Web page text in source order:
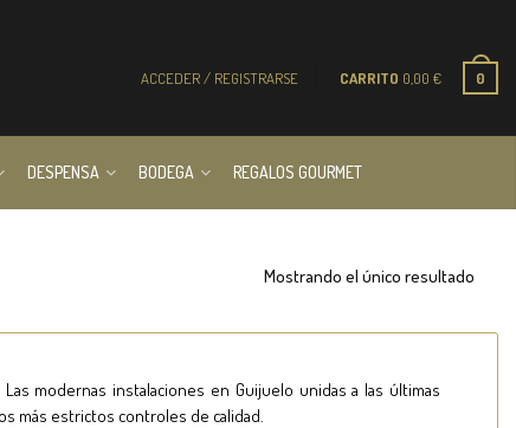
ACCEDER / REGISTRARSE CARRITO 0,00 € 0
DESPENSA BODEGA REGALOS GOURMET
Mostrando el único resultado
modernas instalaciones en Guijuelo unidas a las últimas
más estrictos controles de calidad.